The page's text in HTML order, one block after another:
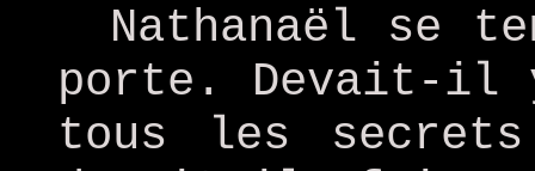
Nathanaël se
porte. Devait-il
tous les